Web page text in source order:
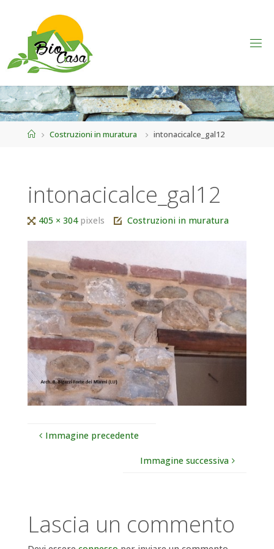
HomeCostruzioni in muratura intonacicalce_gal12
intonacicalce_gal12
Tutta405 × 304 pixels Costruzioni in muratura
Immagine precedente
Immagine successiva
Lascia un commento